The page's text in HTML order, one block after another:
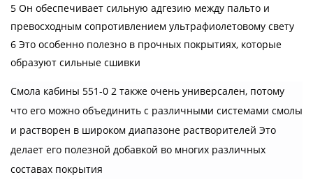
5 Он обеспечивает сильную адгезию между пальто и
превосходным сопротивлением ультрафиолетовому свету
6 Это особенно полезно в прочных покрытиях, которые
образуют сильные сшивки
Смола кабины 551-0 2 также очень универсален, потому
что его можно объединить с различными системами смолы
и растворен в широком диапазоне растворителей Это
делает его полезной добавкой во многих различных
составах покрытия